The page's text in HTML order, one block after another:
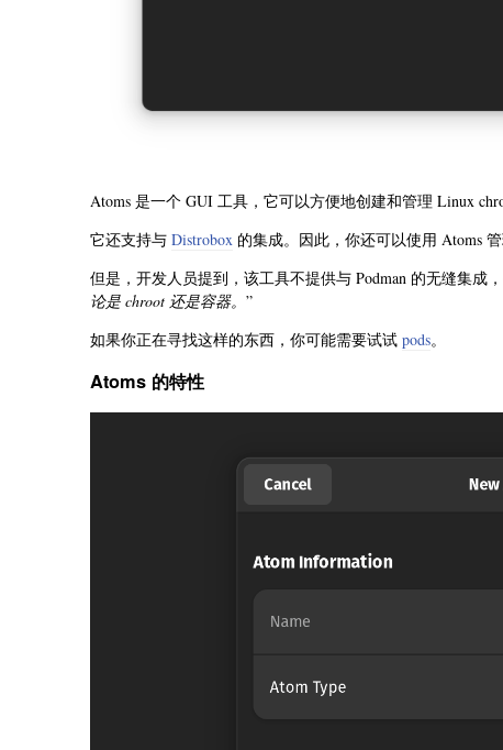
Atoms 是一个 GUI 工具，它可以方便地创建和管理 Linux
它还支持与 Distrobox 的集成。因此，你还可以使用 Atoms 管
但是，开发人员提到，该工具不提供与 Podman 的无缝集成
论是 chroot 还是容器。 ”
如果你正在寻找这样的东西，你可能需要试试 pods。
Atoms 的特性